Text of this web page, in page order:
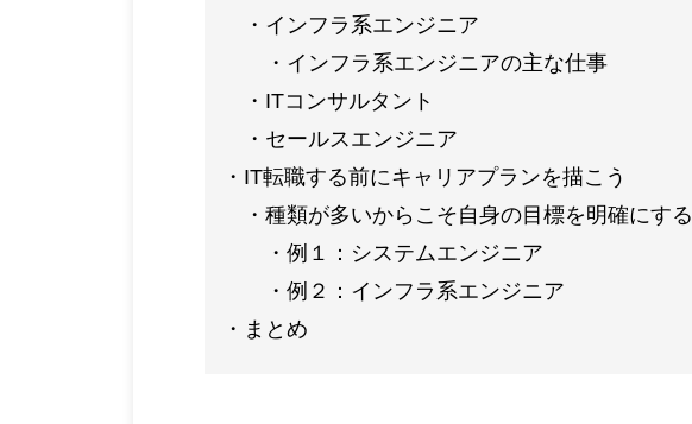
インフラ系エンジニア
インフラ系エンジニアの主な仕事
ITコンサルタント
セールスエンジニア
IT転職する前にキャリアプランを描こう
種類が多いからこそ自身の目標を明確にする
例１：システムエンジニア
例２：インフラ系エンジニア
まとめ